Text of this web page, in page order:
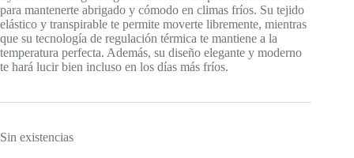
para mantenerte abrigado y cómodo en climas fríos. Su tejido
elástico y transpirable te permite moverte libremente, mientras
que su tecnología de regulación térmica te mantiene a la
temperatura perfecta. Además, su diseño elegante y moderno
te hará lucir bien incluso en los días más fríos.
Sin existencias